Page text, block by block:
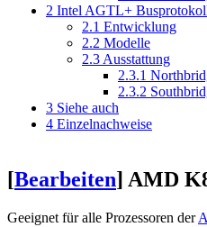
2 Intel AGTL+
2.1 Entwicklung
2.2 Modelle
2.3 Ausstattung
2.3.1
2.3.2
3 Siehe auch
4 Einzelnachweise
[Bearbeiten] AMD
Geeignet für alle Prozessoren der